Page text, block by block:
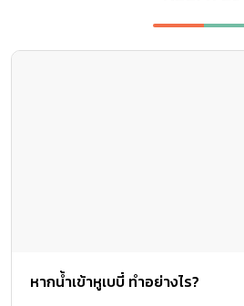
หากน้ำเข้าหูเบบี๋ ทำอย่างไร?